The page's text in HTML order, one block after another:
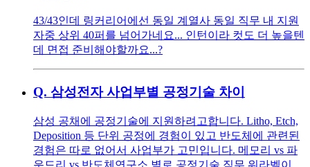
43/43인데 링커리어에선 동일 계열사 동일 직무 내 지원
자중 상위 40퍼를 넘어가네요... 인턴이라 컷도 더 높을텐
데 면접 준비해야할까요...?
Q. 삼성전자 사업부별 공정기술 차이
삼성 공채에 공정기술에 지원하려고합니다. Litho, Etch,
Deposition 등 단위 공정에 경험이 있고 반도체에 관련된
경험은 따로 없어서 사업부가 고민입니다. 메모리 vs 파
운드리 vs 반도체연구소 별로 공정기술 직무 워라벨이